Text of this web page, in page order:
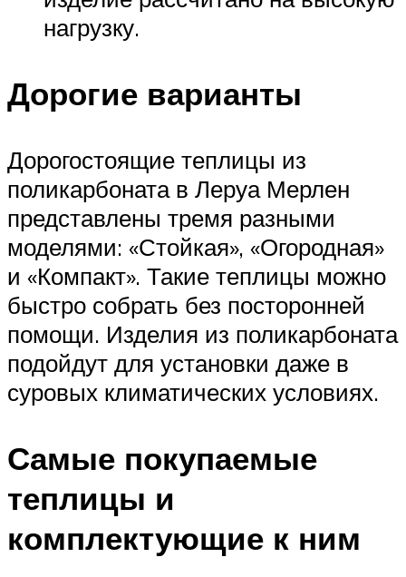
нагрузку.
Дорогие варианты
Дорогостоящие теплицы из
поликарбоната в Леруа Мерлен
представлены тремя разными
моделями: «Стойкая», «Огородная»
и «Компакт». Такие теплицы можно
быстро собрать без посторонней
помощи. Изделия из поликарбоната
подойдут для установки даже в
суровых климатических условиях.
Самые покупаемые
теплицы и
комплектующие к ним